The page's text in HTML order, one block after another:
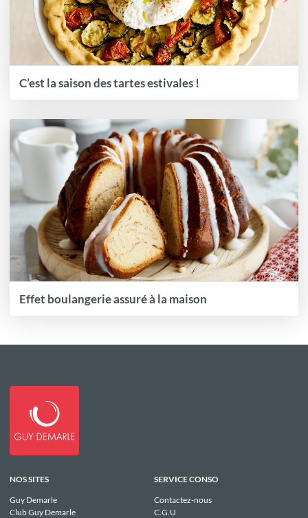
C’est la saison des tartes estivales !
Effet boulangerie assuré à la maison
NOS SITES
Guy Demarle
Club Guy Demarle
SERVICE CONSO
Contactez-nous
C.G.U